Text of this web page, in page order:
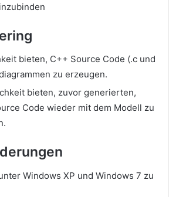
bieten, C++ Source Code (.c und
zu erzeugen.
bieten, zuvor generierten,
Code wieder mit dem Modell zu
Windows XP und Windows 7 zu